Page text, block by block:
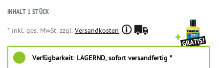
INHALT 1STÜCK
* inkl. ges. MwSt. zzgl. Versandkosten
Verfügbarkeit: LAGERND, sofort versandfertig *